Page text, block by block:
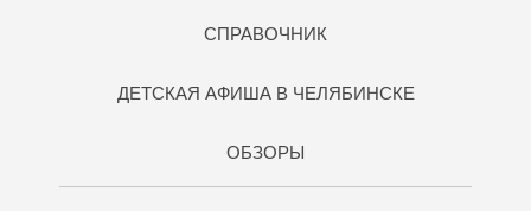
СПРАВОЧНИК
ДЕТСКАЯ АФИША В ЧЕЛЯБИНСКЕ
ОБЗОРЫ